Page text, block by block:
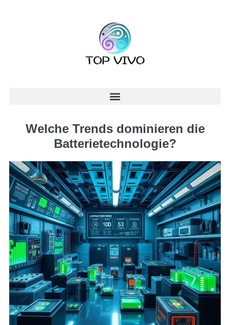
Welche Trends dominieren die
Batterietechnologie?